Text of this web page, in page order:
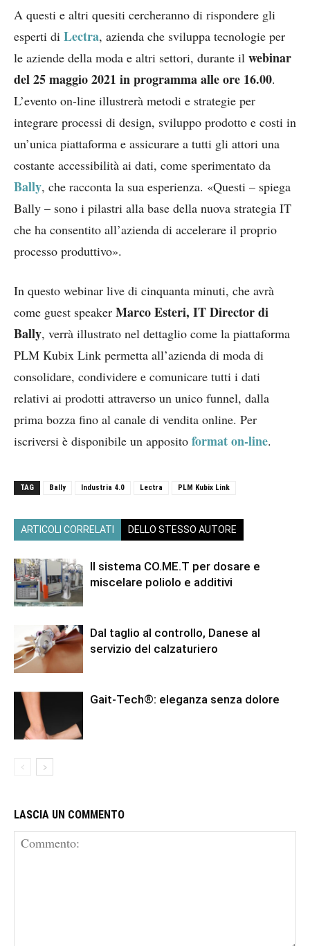
A questi e altri quesiti cercheranno di rispondere gli
esperti di Lectra, azienda che sviluppa tecnologie per
le aziende della moda e altri settori, durante il webinar
del 25 maggio 2021 in programma alle ore 16.00.
L’evento on-line illustrerà metodi e strategie per
integrare processi di design, sviluppo prodotto e costi in
un’unica piattaforma e assicurare a tutti gli attori una
costante accessibilità ai dati, come sperimentato da
Bally, che racconta la sua esperienza. «Questi – spiega
Bally – sono i pilastri alla base della nuova strategia IT
che ha consentito all’azienda di accelerare il proprio
processo produttivo».
In questo webinar live di cinquanta minuti, che avrà
come guest speaker Marco Esteri, IT Director di
Bally, verrà illustrato nel dettaglio come la piattaforma
PLM Kubix Link permetta all’azienda di moda di
consolidare, condividere e comunicare tutti i dati
relativi ai prodotti attraverso un unico funnel, dalla
prima bozza fino al canale di vendita online. Per
iscriversi è disponibile un apposito format on-line.
TAG Bally Industria 4.0 Lectra PLM Kubix Link
ARTICOLI CORRELATI DELLO STESSO AUTORE
Il sistema CO.ME.T per dosare e
miscelare poliolo e additivi
Dal taglio al controllo, Danese al
servizio del calzaturiero
Gait-Tech®: eleganza senza dolore
LASCIA UN COMMENTO